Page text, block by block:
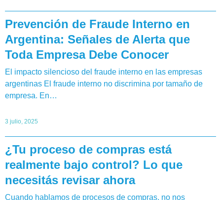
Prevención de Fraude Interno en
Argentina: Señales de Alerta que
Toda Empresa Debe Conocer
El impacto silencioso del fraude interno en las empresas
argentinas El fraude interno no discrimina por tamaño de
empresa. En…
3 julio, 2025
¿Tu proceso de compras está
realmente bajo control? Lo que
necesitás revisar ahora
Cuando hablamos de procesos de compras, no nos